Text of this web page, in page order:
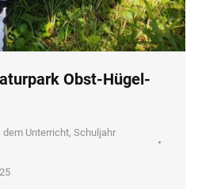
Obst-Hügel-
dem Unterricht, Schuljahr